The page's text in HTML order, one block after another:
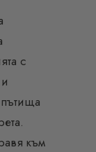
с
към